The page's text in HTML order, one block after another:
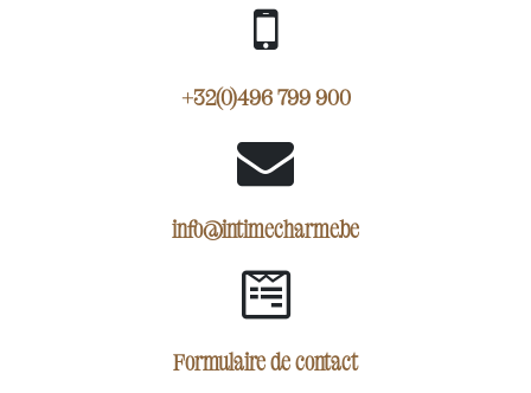
+32(0)496 799 900
info@intimecharme.be
Formulaire de contact